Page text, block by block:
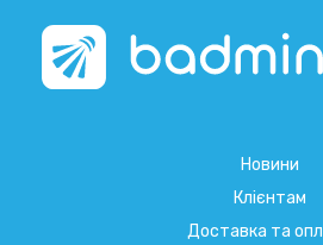
Новини
Клієнтам
Доставка та